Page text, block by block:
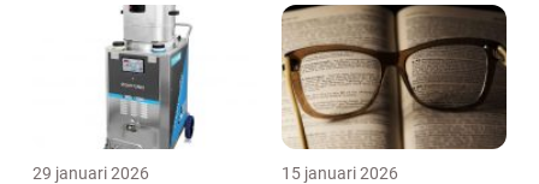
29 januari 2026 15 januari 2026